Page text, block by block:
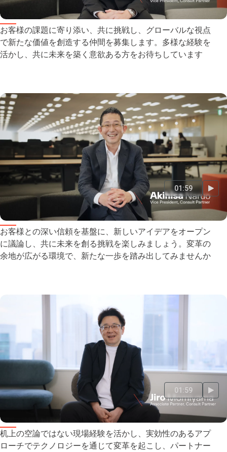
バイスプレジデント、コンサルトパートナー
お客様の課題に寄り添い、共に挑戦し、グローバルな視点
で新たな価値を創造する仲間を募集します。多様な経験を
活かし、共に未来を築く意欲ある方をお待ちしています
01:59
バイスプレジデント、コンサルトパートナー
お客様との深い信頼を基盤に、新しいアイデアをオープン
に議論し、共に未来を創る挑戦を楽しみましょう。変革の
余地が広がる環境で、新たな一歩を踏み出してみませんか
01:59
アソシエイトパートナー、コンサルトパートナー
机上の空論ではない現場経験を活かし、実効性のあるアプ
ローチでテクノロジーを通じて変革を起こし、パートナー